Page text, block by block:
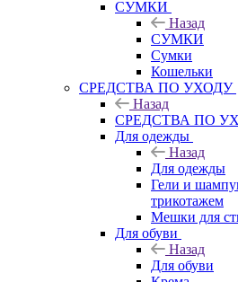
СУМКИ
Назад
СУМКИ
Сумки
Кошельки
CРЕДСТВА ПО УХОДУ
Назад
CРЕДСТВА ПО
Для одежды
Назад
Для одежды
Гели и
трикотажем
Мешки для
Для обуви
Назад
Для обуви